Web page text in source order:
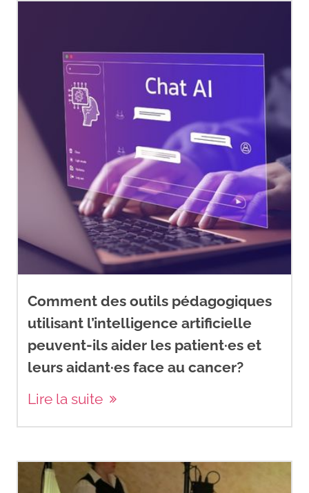
Comment des outils pédagogiques
utilisant l’intelligence artificielle
peuvent-ils aider les patient·es et
leurs aidant·es face au cancer?
Lire la suite